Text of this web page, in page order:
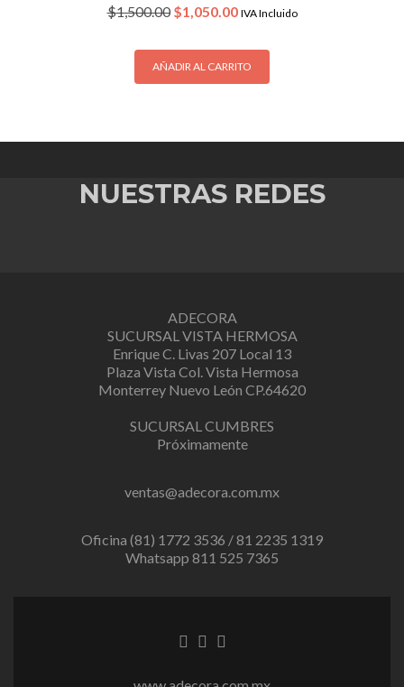
$1,500.00 Original
was:
$1,500.00.
$1,050.00Current
is:
$1,050.00.
IVA Incluido
AÑADIR AL CARRITO
NUESTRAS REDES
ADECORA
SUCURSAL VISTA HERMOSA
Enrique C. Livas 207 Local 13
Plaza Vista Col. Vista Hermosa
Monterrey Nuevo León CP.64620
SUCURSAL CUMBRES
Próximamente
ventas@adecora.com.mx
Oficina (81) 1772 3536 / 81 2235 1319
Whatsapp 811 525 7365
Facebook
Twitter
Instagram